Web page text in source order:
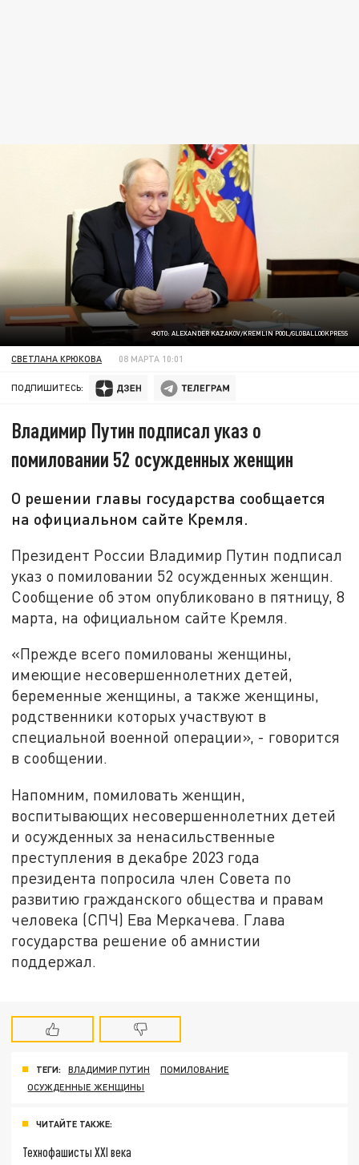
ФОТО: ALEXANDER KAZAKOV/KREMLIN POOL/GLOBALLOOKPRESS
СВЕТЛАНА КРЮКОВА 08 МАРТА 10:01
ПОДПИШИТЕСЬ:
Владимир Путин подписал указ о
помиловании 52 осужденных женщин
О решении главы государства сообщается
на официальном сайте Кремля.
Президент России Владимир Путин подписал
указ о помиловании 52 осужденных женщин.
Сообщение об этом опубликовано в пятницу, 8
марта, на официальном сайте Кремля.
«Прежде всего помилованы женщины,
имеющие несовершеннолетних детей,
беременные женщины, а также женщины,
родственники которых участвуют в
специальной военной операции», - говорится
в сообщении.
Напомним, помиловать женщин,
воспитывающих несовершеннолетних детей
и осужденных за ненасильственные
преступления в декабре 2023 года
президента попросила член Совета по
развитию гражданского общества и правам
человека (СПЧ) Ева Меркачева. Глава
государства решение об амнистии
поддержал.
ТЕГИ: ВЛАДИМИР ПУТИН
ПОМИЛОВАНИЕ
ОСУЖДЕННЫЕ ЖЕНЩИНЫ
ЧИТАЙТЕ ТАКЖЕ:
Технофашисты XXI века